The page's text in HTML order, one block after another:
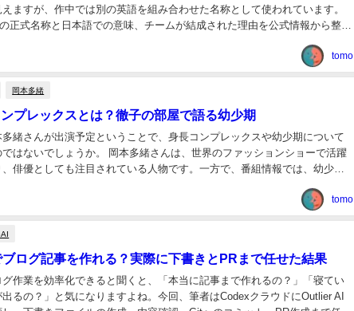
ますが、作中では別の英語を組み合わせた名称として使われています。
正式名称と日本語での意味、チームが結成された理由を公式情報から整理
tomo
岡本多緒
プレックスとは？徹子の部屋で語る幼少期
多緒さんが出演予定ということで、身長コンプレックスや幼少期について
はないでしょうか。 岡本多緒さんは、世界のファッションショーで活躍
俳優としても注目されている人物です。一方で、番組情報では、幼少期
tomo
ログ記事を作れる？実際に下書きとPRまで任せた結果
作業を効率化できると聞くと、「本当に記事まで作れるの？」「寝てい
るの？」と気になりますよね。今回、筆者はCodexクラウドにOutlier AI